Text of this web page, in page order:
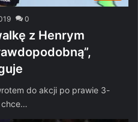
0
z Henrym
do akcji po prawie 3-
chce…